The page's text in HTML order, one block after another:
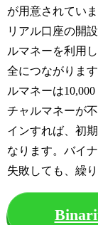
が用意されてい
リアル口座の開
ルマネーを利用
全につながりま
ルマネーは
チャルマネーが
インすれば、初
なります。バイ
失敗しても、繰